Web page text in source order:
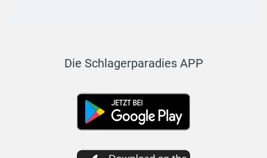
Die Schlagerparadies APP